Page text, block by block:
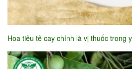
Hoa tiêu tê cay chính là vị thuốc trong